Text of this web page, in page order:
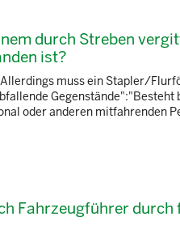
durch Streben
ist?
muss ein Stapler/
oder anderen mitfahrenden
Fahrzeugführer